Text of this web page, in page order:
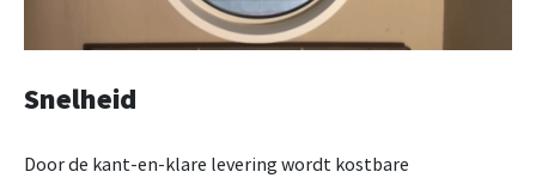
Snelheid
Door de kant-en-klare levering wordt kostbare